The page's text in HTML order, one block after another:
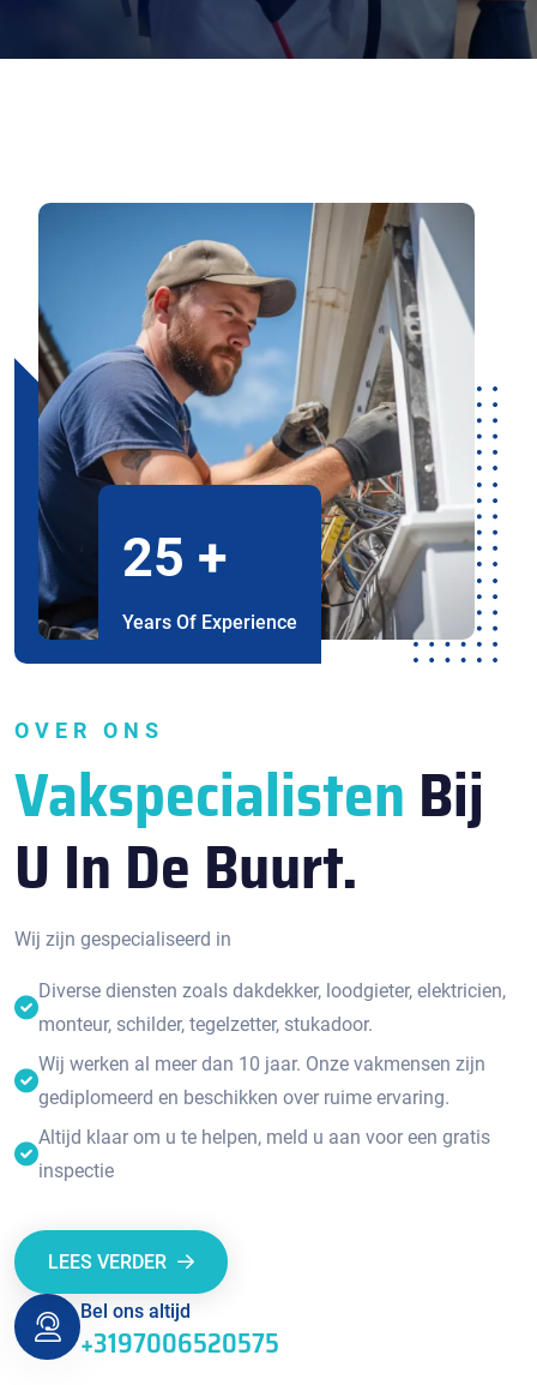
25 +
Years Of Experience
OVER ONS
Vakspecialisten Bij
U In De Buurt.
Wij zijn gespecialiseerd in
Diverse diensten zoals dakdekker, loodgieter, elektricien,
monteur, schilder, tegelzetter, stukadoor.
Wij werken al meer dan 10 jaar. Onze vakmensen zijn
gediplomeerd en beschikken over ruime ervaring.
Altijd klaar om u te helpen, meld u aan voor een gratis
inspectie
LEES VERDER
Bel ons altijd
+3197006520575